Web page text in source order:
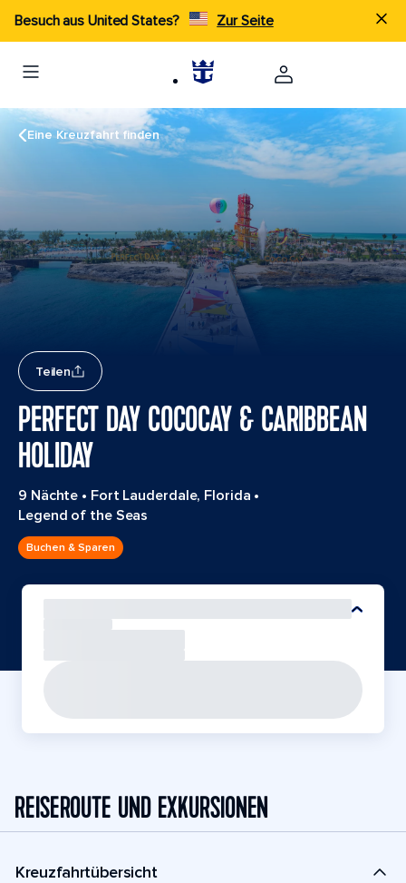
Besuch aus United States? Zur Seite
Eine Kreuzfahrt finden
Teilen
PERFECT DAY COCOCAY & CARIBBEAN
HOLIDAY
9 Nächte • Fort Lauderdale, Florida •
Legend of the Seas
Buchen & Sparen
REISEROUTE UND EXKURSIONEN
Kreuzfahrtübersicht